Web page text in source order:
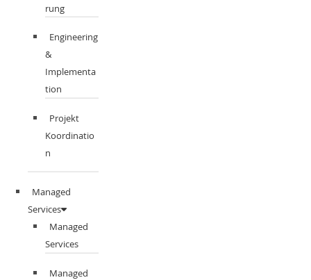
rung
Engineering
&
Implementa
tion
Projekt
Koordinatio
n
Managed
Services
Managed
Services
Managed